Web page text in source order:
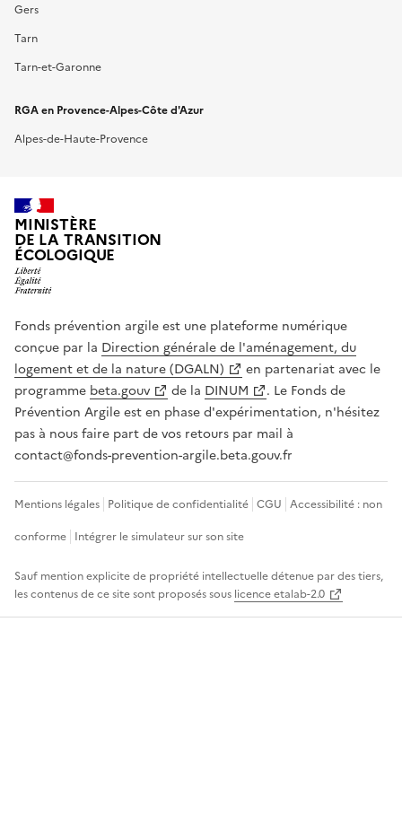
Gers
Tarn
Tarn-et-Garonne
RGA en Provence-Alpes-Côte d'Azur
Alpes-de-Haute-Provence
MINISTÈRE
DE LA TRANSITION
ÉCOLOGIQUE
Fonds prévention argile est une plateforme numérique
conçue par la Direction générale de l'aménagement, du
logement et de la nature (DGALN)
en partenariat avec le
programme beta.gouv de la DINUM
. Le Fonds de
Prévention Argile est en phase d'expérimentation, n'hésitez
pas à nous faire part de vos retours par mail à
contact@fonds-prevention-argile.beta.gouv.fr
Mentions légales Politique de confidentialité CGU Accessibilité : non
conforme Intégrer le simulateur sur son site
Sauf mention explicite de propriété intellectuelle détenue par des tiers,
les contenus de ce site sont proposés sous licence etalab-2.0